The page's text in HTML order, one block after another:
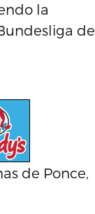
la
de
de Ponce,